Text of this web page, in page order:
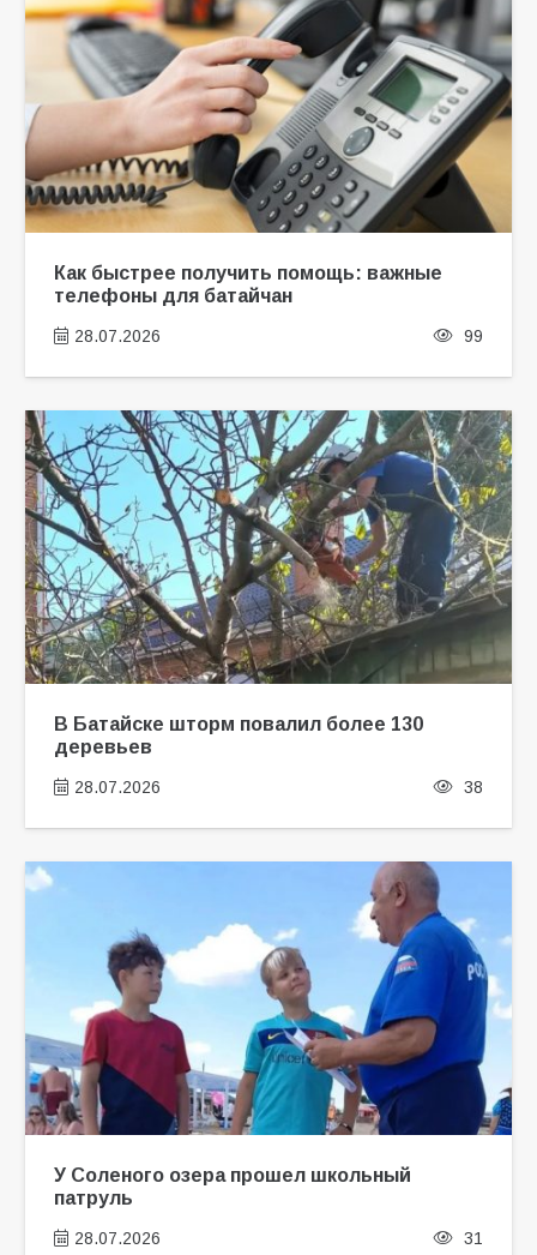
Как быстрее получить помощь: важные
телефоны для батайчан
28.07.2026 99
В Батайске шторм повалил более 130
деревьев
28.07.2026 38
У Соленого озера прошел школьный
патруль
28.07.2026 31